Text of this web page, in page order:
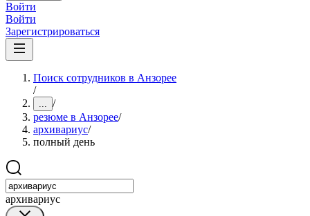
Войти
Войти
Зарегистрироваться
Поиск сотрудников в Анзорее
/
... /
резюме в Анзорее/
архивариус/
полный день
архивариус